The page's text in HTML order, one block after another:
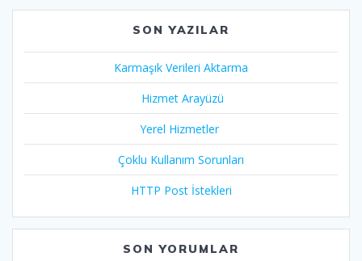
SON YAZILAR
Karmaşık Verileri Aktarma
Hizmet Arayüzü
Yerel Hizmetler
Çoklu Kullanım Sorunları
HTTP Post İstekleri
SON YORUMLAR